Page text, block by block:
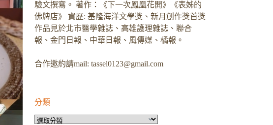
驗文撰寫。 著作：《下一次鳳凰花開》《表姊的
佛牌店》 資歷: 基隆海洋文學獎、新月創作獎首獎
作品見於北市醫學雜誌、高雄護理雜誌、聯合
報、金門日報、中華日報、風傳媒、橘報。
合作邀約請mail: tassel0123@gmail.com
分類
分